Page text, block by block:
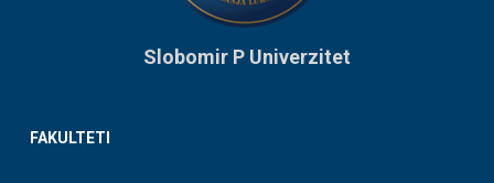
Slobomir P Univerzitet
FAKULTETI